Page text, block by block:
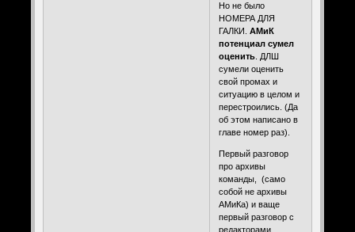
Но не было
НОМЕРА ДЛЯ
ГАЛКИ. АМиК
потенциал сумел
оценить. ДЛШ
сумели оценить
свой промах и
ситуацию в целом и
перестроились. (Да
об этом написано в
главе номер раз).
Первый разговор
про архивы
команды, (само
собой не архивы
АМиКа) и ваще
первый разговор с
редакторами